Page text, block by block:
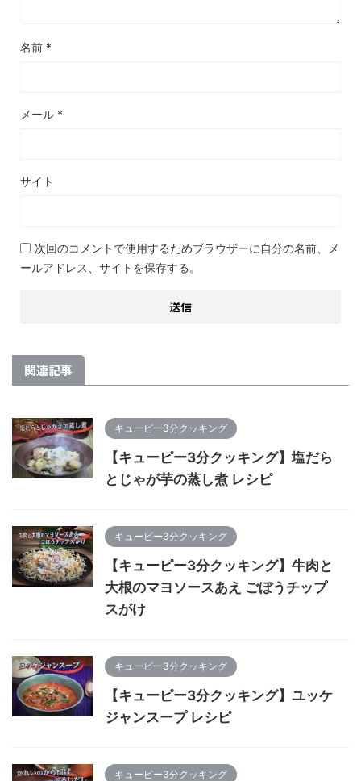
名前 *
メール *
サイト
次回のコメントで使用するためブラウザーに自分の名前、メ
ールアドレス、サイトを保存する。
関連記事
キューピー3分クッキング
【キューピー3分クッキング】塩だら
とじゃが芋の蒸し煮 レシピ
キューピー3分クッキング
【キューピー3分クッキング】牛肉と
大根のマヨソースあえ ごぼうチップ
スがけ
キューピー3分クッキング
【キューピー3分クッキング】ユッケ
ジャンスープ レシピ
キューピー3分クッキング